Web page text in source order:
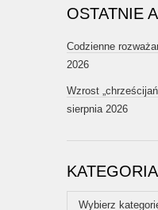
OSTATNIE
Codzienne
2026
Wzrost
sierpnia 2026
KATEGORIA
Kategoria